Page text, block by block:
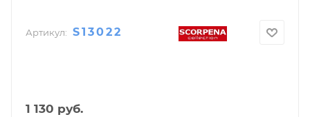
Артикул: S13022
1 130 руб.